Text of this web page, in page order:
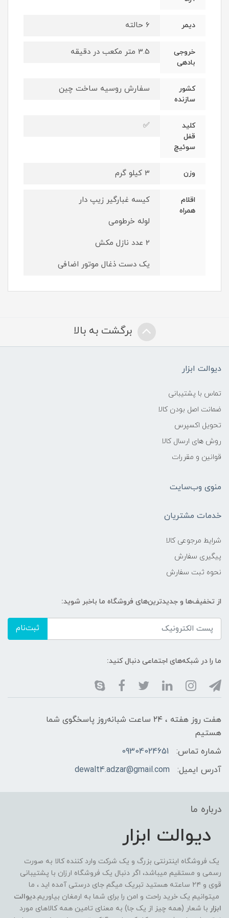
دیمر 6 حالته
خروجی
بادهی
3.5 متر مکعب در دقیقه
کشور
سازنده
سفارش روسیه ساخت چین
کلید
قفل
سوئیچ
✅
وزن 3 کیلو گرم
اقلام
همراه
کیسه غبارگیر زیپ دار
لوله خرطومی
2 عدد نازل مکش
یک دست ذغال موتور اضافی
برگشت به بالا
دیوالت ابزار
تماس با پشتیبانی
ضمانت اصل بودن کالا
تحویل اکسپرس
روش های ارسال کالا
قوانین و مقررات
منوی وب‌سایت
خدمات مشتریان
شرایط مرجوعی کالا
پیگیری سفارش
نحوه ثبت سفارش
از تخفیف‌ها و جدیدترین‌های فروشگاه ما باخبر شوید:
ثبت‌نام
ما را در شبکه‌های اجتماعی دنبال کنید:
هفت روز هفته ، ۲۴ ساعت شبانه‌روز پاسخگوی شما
هستیم
شماره تماس:
09304024651
آدرس ایمیل:
dewalt4.adzar@gmail.com
درباره ما
دیوالت ابزار
یک فروشگاه اینترنتی بزرگ و یک شرکت وارد کننده کالا به صورت
رسمی و مستقیم میباشد، اگر دنبال یک فروشگاه ارزان با پشتیبانی
قوی و ۲۴ ساعته هستید تبریک میگم جای درستی آمده اید ، ما
میتوانیم یک خرید راحت و امن را برای شما به ارمغان بیاوریم.دیوالت
ابزار با شعار (همه چیز از یک جا) به معنای تامین همه کالاهای مورد